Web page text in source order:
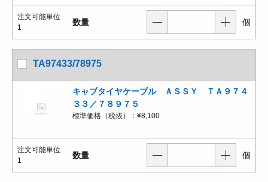
注文可能単位
1
数量 個
TA97433/78975
キャブタイヤケーブル ＡＳＳＹ ＴＡ９７４
３３／７８９７５
標準価格（税抜）： ¥8,100
注文可能単位
1
数量 個